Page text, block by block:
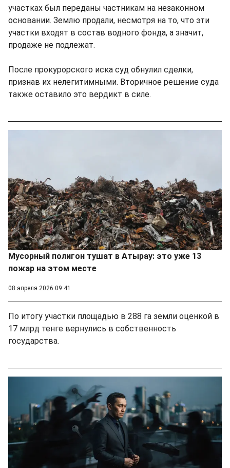
участках был переданы частникам на незаконном
основании. Землю продали, несмотря на то, что эти
участки входят в состав водного фонда, а значит,
продаже не подлежат.
После прокурорского иска суд обнулил сделки,
признав их нелегитимными. Вторичное решение суда
также оставило это вердикт в силе.
Мусорный полигон тушат в Атырау: это уже 13
пожар на этом месте
08 апреля 2026 09:41
По итогу участки площадью в 288 га земли оценкой в
17 млрд тенге вернулись в собственность
государства.